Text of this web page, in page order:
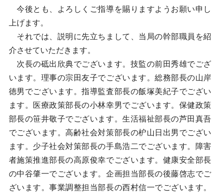
今後とも、よろしくご指導を賜りますようお願い申し
上げます。
それでは、説明に先立ちまして、当局の幹部職員を紹
介させていただきます。
次長の砥出欣典でございます。技監の前田秀雄でござ
います。理事の宗田友子でございます。総務部長の山岸
徳男でございます。指導監査部長の飯塚美紀子でござい
ます。医療政策部長の小林幸男でございます。保健政策
部長の笹井敬子でございます。生活福祉部長の芦田真吾
でございます。高齢社会対策部長の枦山日出男でござい
ます。少子社会対策部長の手島浩二でございます。障害
者施策推進部長の高原俊幸でございます。健康安全部長
の中谷肇一でございます。企画担当部長の後藤啓志でご
ざいます。事業調整担当部長の西村信一でございます。